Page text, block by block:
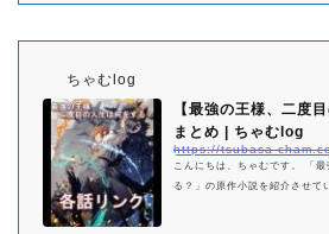
ちゃむlog
【最強の王様、二度
まとめ | ちゃむlog
こんにちは、ちゃむです。 「
る？」の原作小説を紹介させて